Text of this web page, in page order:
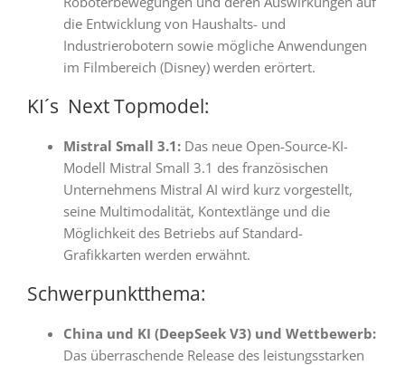
die Entwicklung von Haushalts- und
Industrierobotern sowie mögliche Anwendungen
im Filmbereich (Disney) werden erörtert.
KI´s Next Topmodel:
Mistral Small 3.1:Das neue Open-Source-KI-
Modell Mistral Small 3.1 des französischen
Unternehmens Mistral AI wird kurz vorgestellt,
seine Multimodalität, Kontextlänge und die
Möglichkeit des Betriebs auf Standard-
Grafikkarten werden erwähnt.
Schwerpunktthema:
China und KI (DeepSeek V3) und Wettbewerb:
Das überraschende Release des leistungsstarken